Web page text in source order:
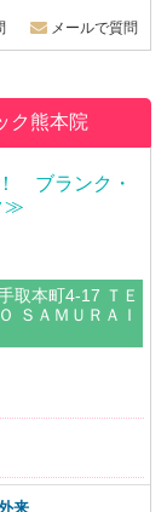
メールで質問
ク熊本院
ブランク・
≫
取本町4-17 ＴＥ
ＳＡＭＵＲＡＩ
来